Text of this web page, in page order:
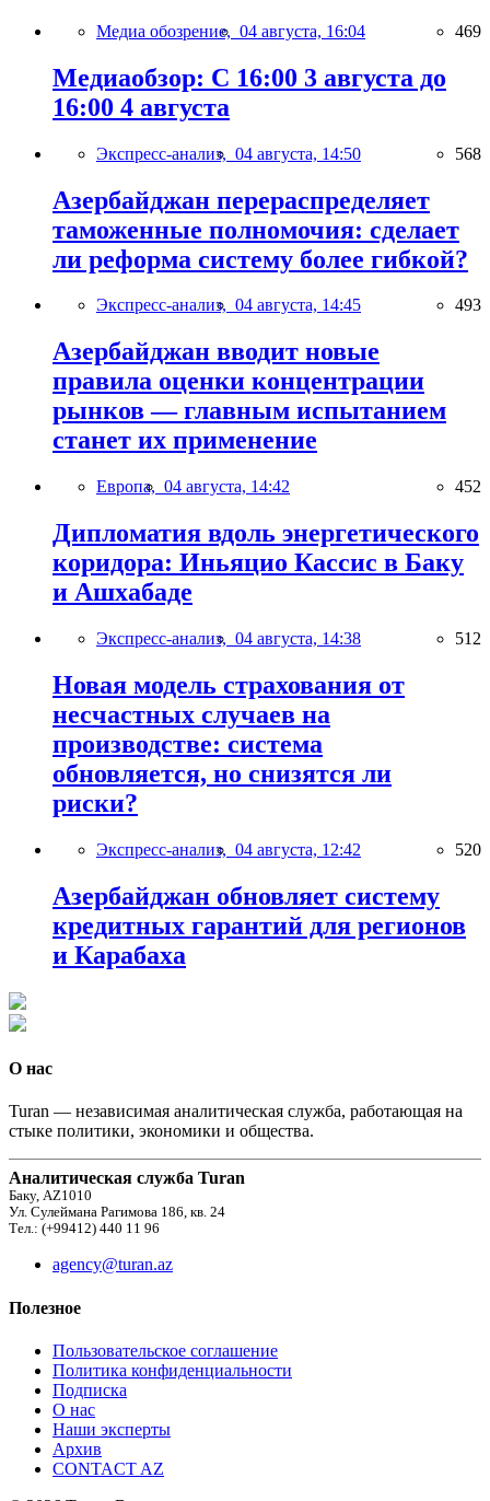
Медиа обозрение, 04 августа, 16:04 469
Медиаобзор: С 16:00 3 августа до
16:00 4 августа
Экспресс-анализ, 04 августа, 14:50 568
Азербайджан перераспределяет
таможенные полномочия: сделает
ли реформа систему более гибкой?
Экспресс-анализ, 04 августа, 14:45 493
Азербайджан вводит новые
правила оценки концентрации
рынков — главным испытанием
станет их применение
Европа, 04 августа, 14:42 452
Дипломатия вдоль энергетического
коридора: Иньяцио Кассис в Баку
и Ашхабаде
Экспресс-анализ, 04 августа, 14:38 512
Новая модель страхования от
несчастных случаев на
производстве: система
обновляется, но снизятся ли
риски?
Экспресс-анализ, 04 августа, 12:42 520
Азербайджан обновляет систему
кредитных гарантий для регионов
и Карабаха
О нас
Turan — независимая аналитическая служба, работающая на
стыке политики, экономики и общества.
Аналитическая служба Turan
Баку, AZ1010
Ул. Сулеймана Рагимова 186, кв. 24
Тел.: (+99412) 440 11 96
agency@turan.az
Полезное
Пользовательское соглашение
Политика конфиденциальности
Подписка
О нас
Наши эксперты
Архив
CONTACT AZ